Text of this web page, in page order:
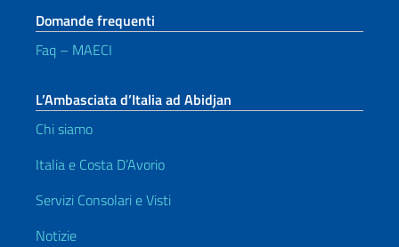
Domande frequenti
Faq – MAECI
L’Ambasciata d’Italia ad Abidjan
Chi siamo
Italia e Costa D’Avorio
Servizi Consolari e Visti
Notizie